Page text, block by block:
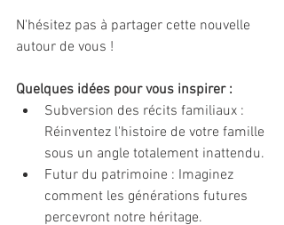
N'hésitez pas à partager cette nouvelle
autour de vous !
Quelques idées pour vous inspirer :
Subversion des récits familiaux :
Réinventez l'histoire de votre famille
sous un angle totalement inattendu.
Futur du patrimoine : Imaginez
comment les générations futures
percevront notre héritage.